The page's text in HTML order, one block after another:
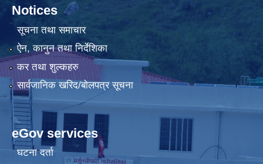
Notices
सूचना तथा समाचार
ऐन, कानुन तथा निर्देशिका
कर तथा शुल्कहरु
सार्वजानिक खरिद/बोलपत्र सूचना
eGov services
घटना दर्ता